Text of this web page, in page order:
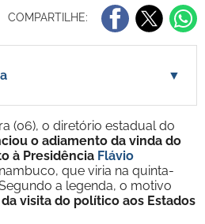
COMPARTILHE:
▼
(06), o diretório estadual do
o adiamento da vinda do
à Presidência Flávio
que viria na quinta-
a legenda, o motivo
visita do político aos Estados